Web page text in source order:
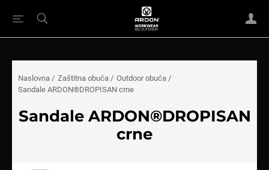
Naslovna / Zaštitna obuća / Outdoor obuća /
Sandale ARDON®DROPISAN crne
Sandale ARDON®DROPISAN
crne